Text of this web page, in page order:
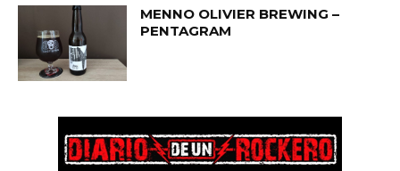
MENNO OLIVIER BREWING –
PENTAGRAM